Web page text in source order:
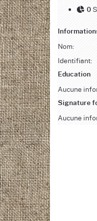
0
Nom:
Identifiant:
Education
Aucune
Signature
Aucune